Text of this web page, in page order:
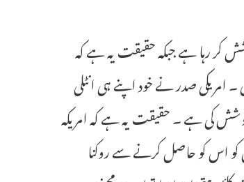
کر رہا ہے جبکہ حقیقت یہ ہے کہ
۔ امریکی صدر نے خود اپنے ہی انٹلی
کی ہے ۔ حقیقت یہ ہے کہ امریکہ
کو اس کو حاصل کرنے سے روکنا